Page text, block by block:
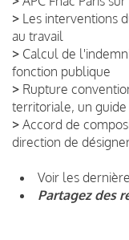
> Les interventions
au travail
> Calcul de
fonction publique
> Rupture
territoriale, un guide
> Accord de
direction de
Voir les
Partagez des